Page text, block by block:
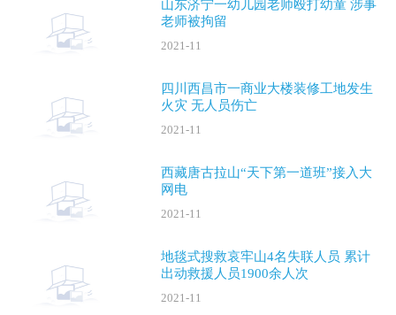
山东济宁一幼儿园老师殴打幼童 涉事
老师被拘留
2021-11
四川西昌市一商业大楼装修工地发生
火灾 无人员伤亡
2021-11
西藏唐古拉山“天下第一道班”接入大
网电
2021-11
地毯式搜救哀牢山4名失联人员 累计
出动救援人员1900余人次
2021-11